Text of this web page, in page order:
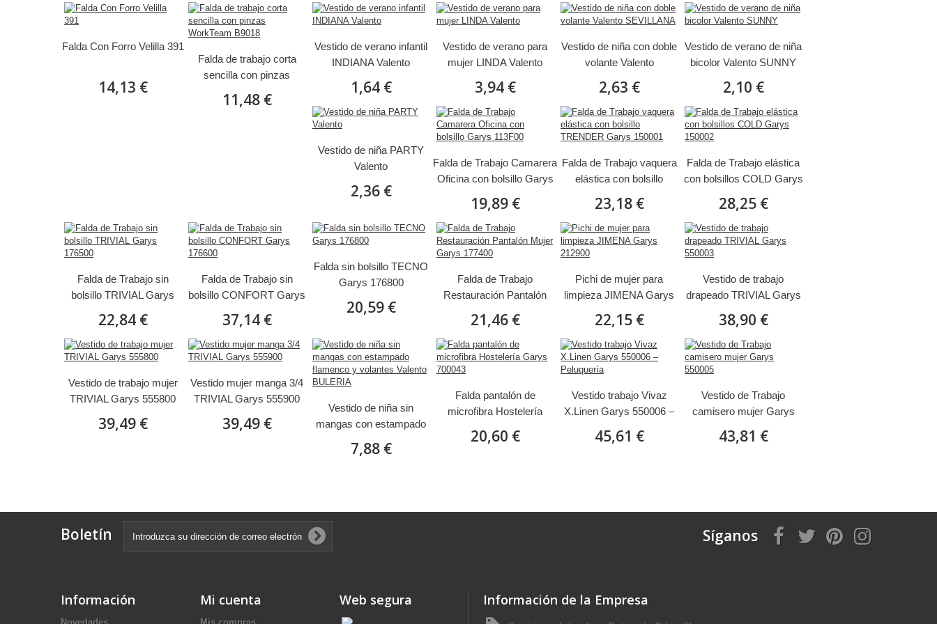
Falda Con Forro Velilla 391
14,13 €
Falda de trabajo corta
sencilla con pinzas
11,48 €
Vestido de verano infantil
INDIANA Valento
1,64 €
Vestido de verano para
mujer LINDA Valento
3,94 €
Vestido de niña con doble
volante Valento
2,63 €
Vestido de verano de niña
bicolor Valento SUNNY
2,10 €
Vestido de niña PARTY
Valento
2,36 €
Falda de Trabajo Camarera
Oficina con bolsillo Garys
19,89 €
Falda de Trabajo vaquera
elástica con bolsillo
23,18 €
Falda de Trabajo elástica
con bolsillos COLD Garys
28,25 €
Falda de Trabajo sin
bolsillo TRIVIAL Garys
22,84 €
Falda de Trabajo sin
bolsillo CONFORT Garys
37,14 €
Falda sin bolsillo TECNO
Garys 176800
20,59 €
Falda de Trabajo
Restauración Pantalón
21,46 €
Pichi de mujer para
limpieza JIMENA Garys
22,15 €
Vestido de trabajo
drapeado TRIVIAL Garys
38,90 €
Vestido de trabajo mujer
TRIVIAL Garys 555800
39,49 €
Vestido mujer manga 3/4
TRIVIAL Garys 555900
39,49 €
Vestido de niña sin
mangas con estampado
Valento BULERIA
7,88 €
Falda pantalón de
microfibra Hostelería
20,60 €
Vestido trabajo Vivaz
X.Linen Garys 550006 –
45,61 €
Vestido de Trabajo
camisero mujer Garys
43,81 €
Boletín Síganos
Información Mi cuenta Web segura Información de la Empresa